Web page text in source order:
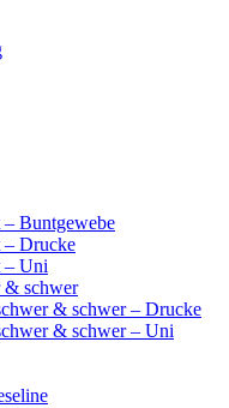
Buntgewebe
Drucke
– Uni
& schwer
& schwer – Drucke
& schwer – Uni